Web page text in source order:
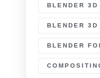
BLENDER 3D
BLENDER 3D
BLENDER